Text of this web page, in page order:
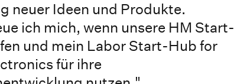
neuer Ideen und Produkte.
ich mich, wenn unsere HM Start-
und mein Labor Start-Hub for
für ihre